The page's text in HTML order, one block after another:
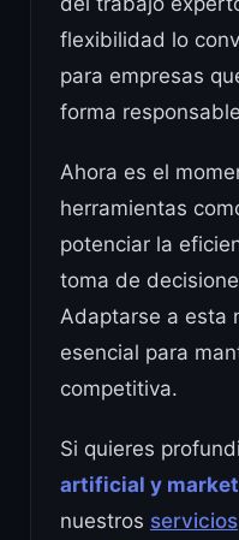
flexibilidad lo
para empresas
forma
Ahora es el
herramientas
potenciar la
toma de
Adaptarse a esta
esencial para
competitiva.
Si quieres
artificial y
nuestros servicios